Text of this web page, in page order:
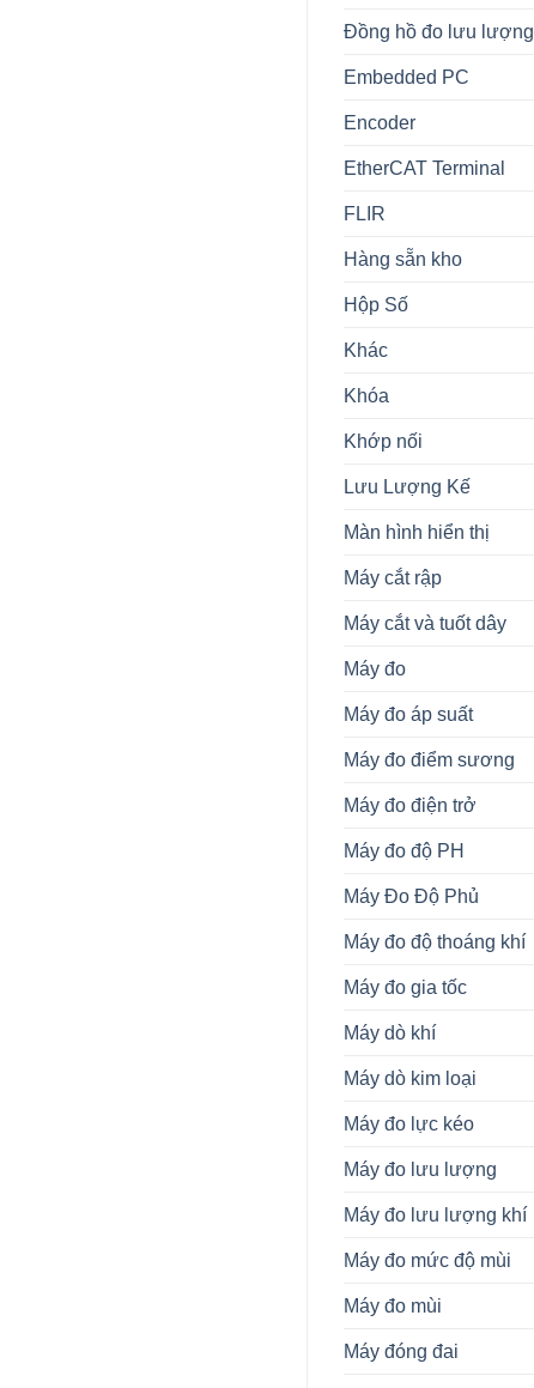
Đồng hồ đo lưu lượng
Embedded PC
Encoder
EtherCAT Terminal
FLIR
Hàng sẵn kho
Hộp Số
Khác
Khóa
Khớp nối
Lưu Lượng Kế
Màn hình hiển thị
Máy cắt rập
Máy cắt và tuốt dây
Máy đo
Máy đo áp suất
Máy đo điểm sương
Máy đo điện trở
Máy đo độ PH
Máy Đo Độ Phủ
Máy đo độ thoáng khí
Máy đo gia tốc
Máy dò khí
Máy dò kim loại
Máy đo lực kéo
Máy đo lưu lượng
Máy đo lưu lượng khí
Máy đo mức độ mùi
Máy đo mùi
Máy đóng đai